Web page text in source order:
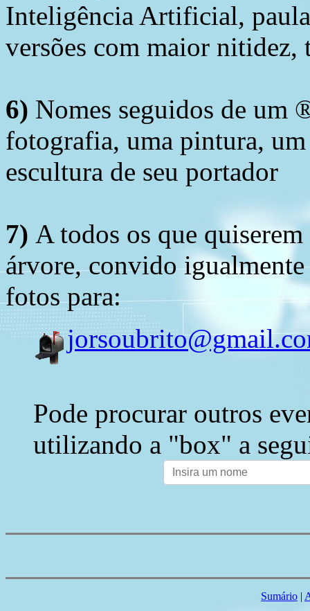
Inteligência Artificial,
versões com maior nitidez,
6) Nomes seguidos de um
fotografia, uma pintura,
escultura de seu portador
7) A todos os que
árvore, convido
fotos para:
Pode procurar outros
utilizando a "box" a
Sumário |